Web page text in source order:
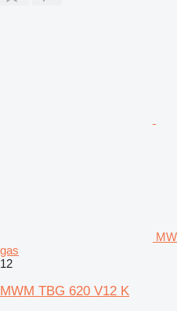
gas
12
MWM TBG 620 V12 K